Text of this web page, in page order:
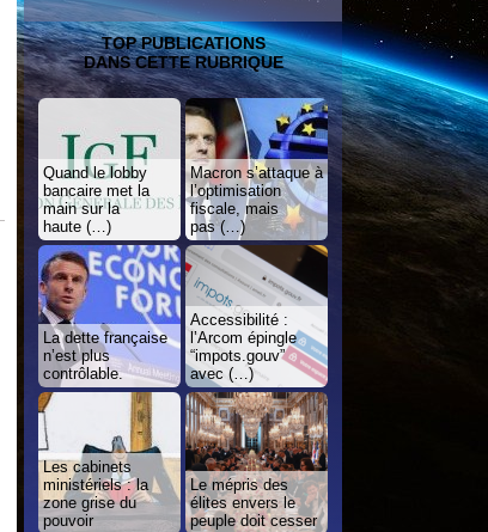
TOP PUBLICATIONS
DANS CETTE RUBRIQUE
Quand le lobby
bancaire met la
main sur la
haute (…)
Macron s’attaque à
l’optimisation
fiscale, mais
pas (…)
La dette française
n’est plus
contrôlable.
Accessibilité :
l’Arcom épingle
“impots.gouv”
avec (…)
Les cabinets
ministériels : la
zone grise du
pouvoir
Le mépris des
élites envers le
peuple doit cesser